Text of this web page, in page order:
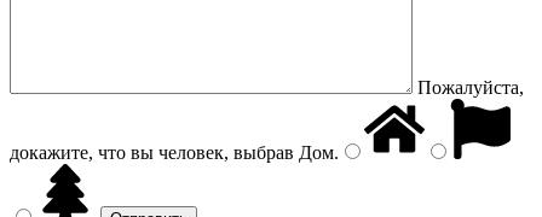
Пожалуйста,
докажите, что вы человек, выбрав Дом.